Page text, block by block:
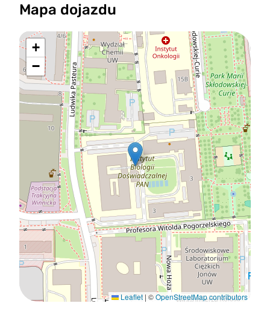
Mapa dojazdu
+
−
Leaflet|©OpenStreetMap contributors